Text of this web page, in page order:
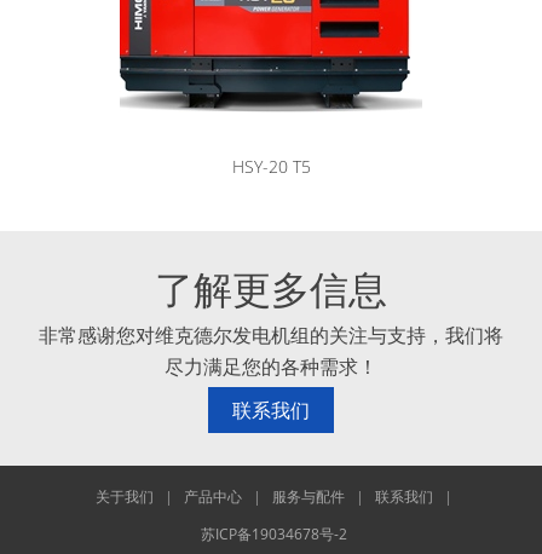
HSY-20 T5
了解更多信息
非常感谢您对维克德尔发电机组的关注与支持，我们将
尽力满足您的各种需求！
联系我们
关于我们 | 产品中心 | 服务与配件 | 联系我们
|
苏ICP备19034678号-2